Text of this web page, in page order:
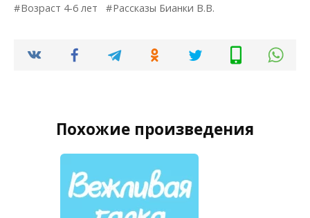
Возраст 4-6 лет Рассказы Бианки В.В.
Похожие произведения